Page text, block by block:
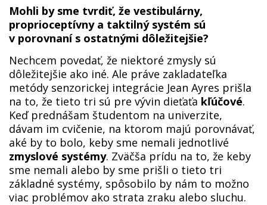
Mohli by sme tvrdiť, že vestibulárny,
proprioceptívny a taktilný systém sú
v porovnaní s ostatnými dôležitejšie?
Nechcem povedať, že niektoré zmysly sú
dôležitejšie ako iné. Ale práve zakladateľka
metódy senzorickej integrácie Jean Ayres prišla
na to, že tieto tri sú pre vývin dieťaťa kľúčové.
Keď prednášam študentom na univerzite,
dávam im cvičenie, na ktorom majú porovnávať,
aké by to bolo, keby sme nemali jednotlivé
zmyslové systémy. Zväčša prídu na to, že keby
sme nemali alebo by sme prišli o tieto tri
základné systémy, spôsobilo by nám to možno
viac problémov ako strata zraku alebo sluchu.